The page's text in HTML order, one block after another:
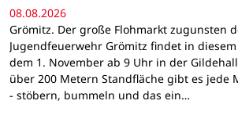
08.08.2026
Grömitz. Der große Flohmarkt zugunsten
Jugendfeuerwehr Grömitz findet in diesem
dem 1. November ab 9 Uhr in der
über 200 Metern Standfläche gibt es jede
- stöbern, bummeln und das ein…